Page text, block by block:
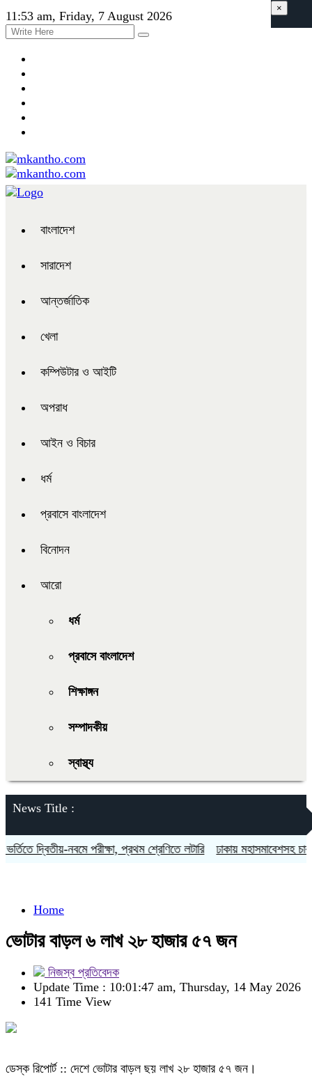
11:53 am, Friday, 7 August 2026
বাংলাদেশ
সারাদেশ
আন্তর্জাতিক
খেলা
কম্পিউটার ও আইটি
অপরাধ
আইন ও বিচার
ধর্ম
প্রবাসে বাংলাদেশ
বিনোদন
আরো
ধর্ম
প্রবাসে বাংলাদেশ
শিক্ষাঙ্গন
সম্পাদকীয়
স্বাস্থ্য
News Title :
দ্বিতীয়-নবমে পরীক্ষা, প্রথম শ্রেণিতে লটারি ঢাকায় মহাসমাবেশসহ চার
×
Home
ভোটার বাড়ল ৬ লাখ ২৮ হাজার ৫৭ জন
নিজস্ব প্রতিবেদক
Update Time : 10:01:47 am, Thursday, 14 May 2026
141 Time View
ডেস্ক রিপোর্ট :: দেশে ভোটার বাড়ল ছয় লাখ ২৮ হাজার ৫৭ জন।